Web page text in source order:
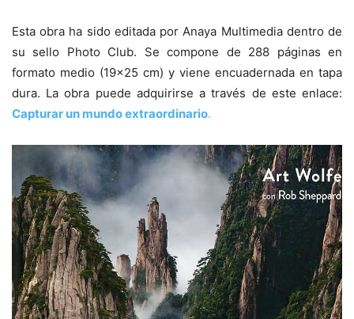
Esta obra ha sido editada por Anaya Multimedia dentro de
su sello Photo Club. Se compone de 288 páginas en
formato medio (19×25 cm) y viene encuadernada en tapa
dura. La obra puede adquirirse a través de este enlace:
Capturar un mundo extraordinario.